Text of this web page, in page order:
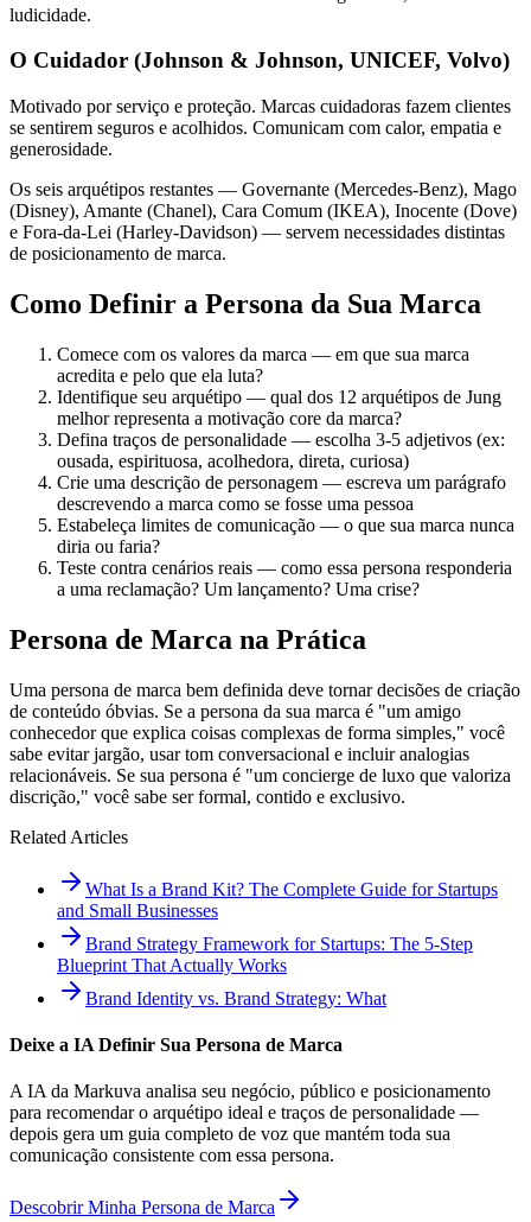
ludicidade.
O Cuidador (Johnson & Johnson, UNICEF, Volvo)
Motivado por serviço e proteção. Marcas cuidadoras fazem clientes
se sentirem seguros e acolhidos. Comunicam com calor, empatia e
generosidade.
Os seis arquétipos restantes — Governante (Mercedes-Benz), Mago
(Disney), Amante (Chanel), Cara Comum (IKEA), Inocente (Dove)
e Fora-da-Lei (Harley-Davidson) — servem necessidades distintas
de posicionamento de marca.
Como Definir a Persona da Sua Marca
Comece com os valores da marca — em que sua marca
acredita e pelo que ela luta?
Identifique seu arquétipo — qual dos 12 arquétipos de Jung
melhor representa a motivação core da marca?
Defina traços de personalidade — escolha 3-5 adjetivos (ex:
ousada, espirituosa, acolhedora, direta, curiosa)
Crie uma descrição de personagem — escreva um parágrafo
descrevendo a marca como se fosse uma pessoa
Estabeleça limites de comunicação — o que sua marca nunca
diria ou faria?
Teste contra cenários reais — como essa persona responderia
a uma reclamação? Um lançamento? Uma crise?
Persona de Marca na Prática
Uma persona de marca bem definida deve tornar decisões de criação
de conteúdo óbvias. Se a persona da sua marca é "um amigo
conhecedor que explica coisas complexas de forma simples," você
sabe evitar jargão, usar tom conversacional e incluir analogias
relacionáveis. Se sua persona é "um concierge de luxo que valoriza
discrição," você sabe ser formal, contido e exclusivo.
Related Articles
What Is a Brand Kit? The Complete Guide for Startups
and Small Businesses
Brand Strategy Framework for Startups: The 5-Step
Blueprint That Actually Works
Brand Identity vs. Brand Strategy: What
Deixe a IA Definir Sua Persona de Marca
A IA da Markuva analisa seu negócio, público e posicionamento
para recomendar o arquétipo ideal e traços de personalidade —
depois gera um guia completo de voz que mantém toda sua
comunicação consistente com essa persona.
Descobrir Minha Persona de Marca